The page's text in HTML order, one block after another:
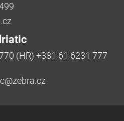
(HR) +381 61 6231 777